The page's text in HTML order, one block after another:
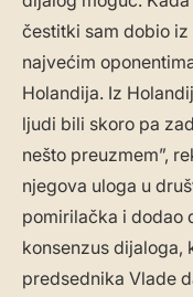
čestitki sam dobio iz
najvećim
Holandija. Iz
ljudi bili skoro pa
nešto preuzmem”,
njegova uloga u
pomirilačka i dodao
konsenzus dijaloga,
predsednika Vlade